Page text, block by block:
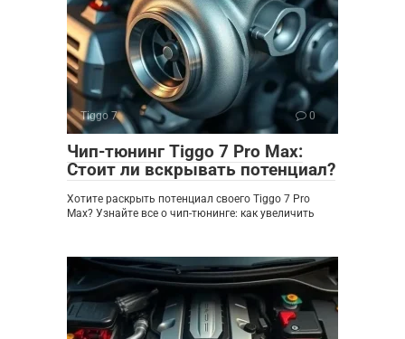
Tiggo 7 0
Чип-тюнинг Tiggo 7 Pro Max:
Стоит ли вскрывать потенциал?
Хотите раскрыть потенциал своего Tiggo 7 Pro
Max? Узнайте все о чип-тюнинге: как увеличить